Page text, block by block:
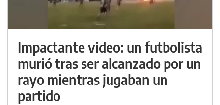
Impactante video: un futbolista
murió tras ser alcanzado por un
rayo mientras jugaban un
partido